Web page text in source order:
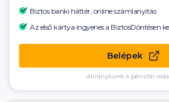
Biztos banki háttér, online számlanyitás
Az első kártya ingyenes a BiztosDöntésen
Belépek
átirányítunk a pénztár